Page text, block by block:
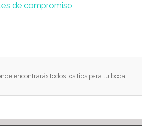
de compromiso
encontrarás todos los tips para tu boda.